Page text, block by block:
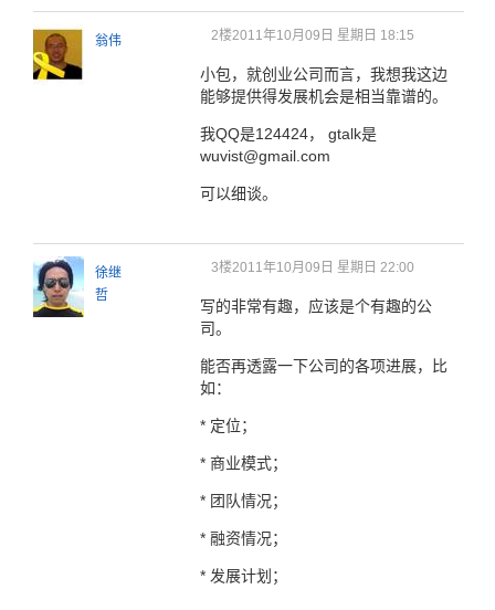
翁伟 2楼2011年10月09日 星期日 18:15
小包，就创业公司而言，我想我这边
能够提供得发展机会是相当靠谱的。
我QQ是124424， gtalk是
wuvist@gmail.com
可以细谈。
徐继
哲
3楼2011年10月09日 星期日 22:00
写的非常有趣，应该是个有趣的公
司。
能否再透露一下公司的各项进展，比
如：
* 定位；
* 商业模式；
* 团队情况；
* 融资情况；
* 发展计划；